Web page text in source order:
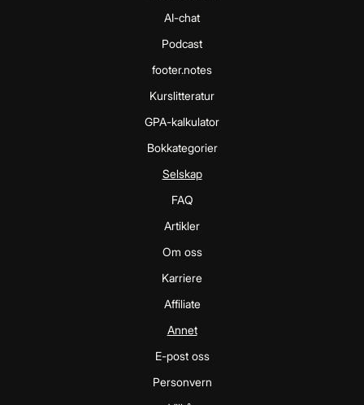
AI-chat
Podcast
footer.notes
Kurslitteratur
GPA-kalkulator
Bokkategorier
Selskap
FAQ
Artikler
Om oss
Karriere
Affiliate
Annet
E-post oss
Personvern